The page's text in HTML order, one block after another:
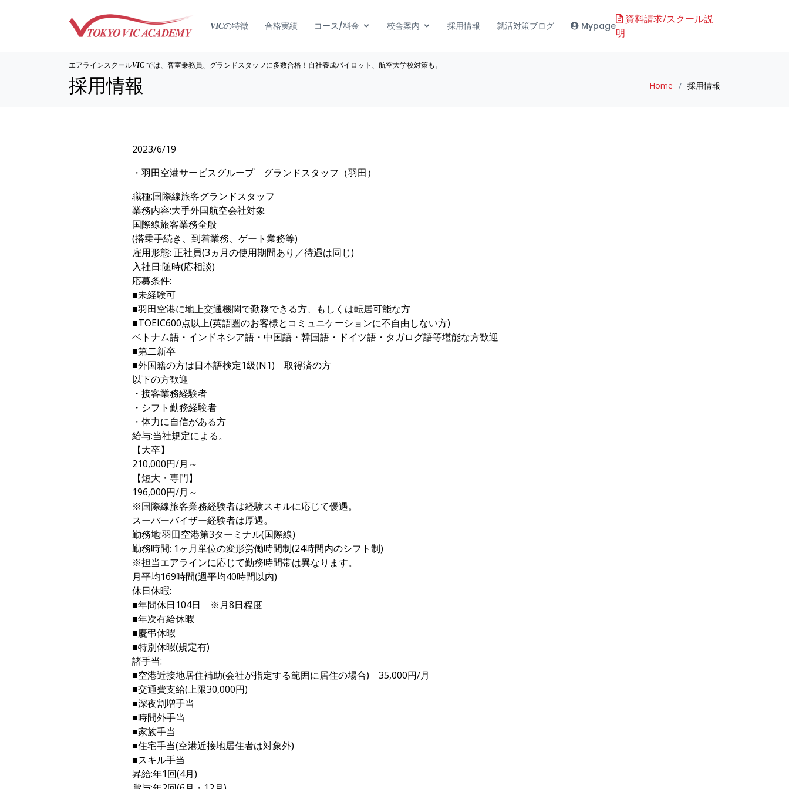
VICの特徴 合格実績 コース/料金 校舎案内 採用情報 就活対策ブログ Mypage
資料請求/スクール説
明
エアラインスクールVIC では、客室乗務員、グランドスタッフに多数合格！自社養成パイロット、航空大学校対策も。
採用情報 Home 採用情報
2023/6/19
・羽田空港サービスグループ グランドスタッフ（羽田）
職種:国際線旅客グランドスタッフ
業務内容:大手外国航空会社対象
国際線旅客業務全般
(搭乗手続き、到着業務、ゲート業務等)
雇用形態: 正社員(3ヵ月の使用期間あり／待遇は同じ)
入社日:随時(応相談)
応募条件:
■未経験可
■羽田空港に地上交通機関で勤務できる方、もしくは転居可能な方
■TOEIC600点以上(英語圏のお客様とコミュニケーションに不自由しない方)
ベトナム語・インドネシア語・中国語・韓国語・ドイツ語・タガログ語等堪能な方歓迎
■第二新卒
■外国籍の方は日本語検定1級(N1) 取得済の方
以下の方歓迎
・接客業務経験者
・シフト勤務経験者
・体力に自信がある方
給与:当社規定による。
【大卒】
210,000円/月～
【短大・専門】
196,000円/月～
※国際線旅客業務経験者は経験スキルに応じて優遇。
スーパーバイザー経験者は厚遇。
勤務地:羽田空港第3ターミナル(国際線)
勤務時間: 1ヶ月単位の変形労働時間制(24時間内のシフト制)
※担当エアラインに応じて勤務時間帯は異なります。
月平均169時間(週平均40時間以内)
休日休暇:
■年間休日104日 ※月8日程度
■年次有給休暇
■慶弔休暇
■特別休暇(規定有)
諸手当:
■空港近接地居住補助(会社が指定する範囲に居住の場合) 35,000円/月
■交通費支給(上限30,000円)
■深夜割増手当
■時間外手当
■家族手当
■住宅手当(空港近接地居住者は対象外)
■スキル手当
昇給:年1回(4月)